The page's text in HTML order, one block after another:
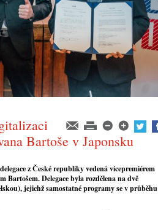
Bartoše v Japonsku
z České republiky vedená vicepremiérem
Delegace byla rozdělena na dvě
jejichž samostatné programy se v průběhu